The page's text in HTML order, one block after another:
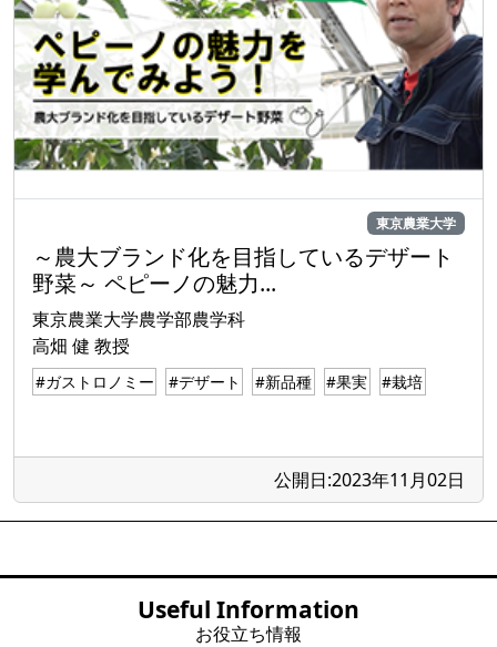
東京農業大学
～農大ブランド化を目指しているデザート
野菜～ ペピーノの魅力...
東京農業大学農学部農学科
高畑 健 教授
#ガストロノミー #デザート #新品種 #果実 #栽培
公開日:2023年11月02日
Useful Information
お役立ち情報